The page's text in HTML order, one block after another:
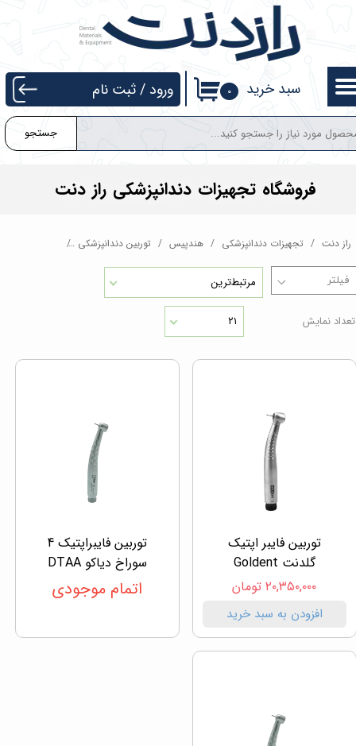
جستجو
۰ سبد خرید ورود /ثبت نام
حساب کاربری من
تغییر گذر واژه
سفارشات
خروج از حساب کاربری
فروشگاه تجهیزات دندانپزشکی راز دنت
راز دنت تجهیزات دندانپزشکی هندپیس توربین دندانپزشکی
مرتبط‌ترین
تعداد نمایش ۲۱
توربین فایبر اپتیک
گلدنت Goldent
۲۰,۳۵۰,۰۰۰ تومان
افزودن به سبد خرید
توربین فایبراپتیک 4
سوراخ دیاکو DTAA
اتمام موجودی